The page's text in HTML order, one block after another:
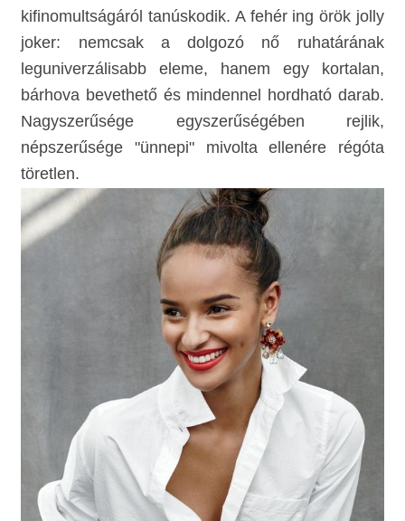
kifinomultságáról tanúskodik. A fehér ing örök jolly
joker: nemcsak a dolgozó nő ruhatárának
leguniverzálisabb eleme, hanem egy kortalan,
bárhova bevethető és mindennel hordható darab.
Nagyszerűsége egyszerűségében rejlik,
népszerűsége "ünnepi" mivolta ellenére régóta
töretlen.